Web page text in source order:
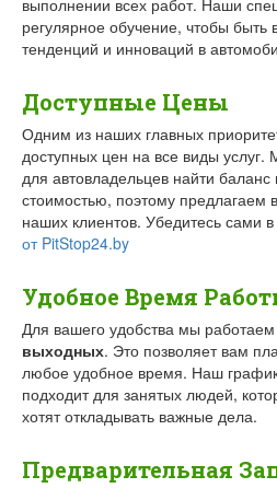
регулярное обучение, чтобы быть
тенденций и инноваций в
Доступные Цены
Одним из наших главных
доступных цен на все виды
для автовладельцев найти
стоимостью, поэтому предлагаем
наших клиентов. Убедитесь сами в
от PitStop24.by
Удобное Время
Для вашего удобства мы работаем
выходных. Это позволяет вам
любое удобное время. Наш
подходит для занятых людей,
хотят откладывать важные дела.
Предварительная